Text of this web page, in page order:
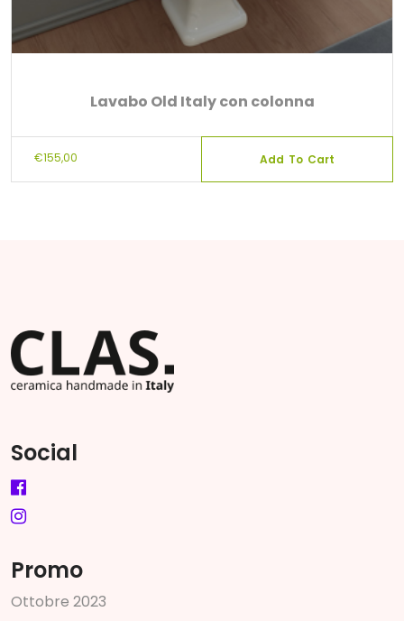
Lavabo Old Italy con colonna
€155,00 Add To Cart
Social
Promo
Ottobre 2023